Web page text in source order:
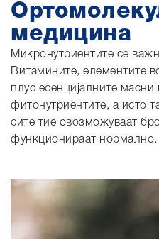
медицина
Микронутриентите се
Витамините, елементите
плус есенцијалните
фитонутриентите, а исто
сите тие овозможуваат
функционираат нормално.